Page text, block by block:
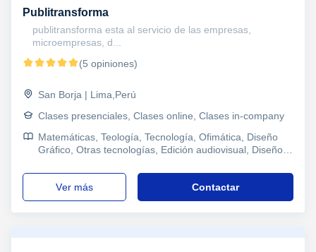
Publitransforma
publitransforma esta al servicio de las empresas,
microempresas, d...
(5 opiniones)
San Borja | Lima,Perú
Clases presenciales, Clases online, Clases in-company
Matemáticas, Teología, Tecnología, Ofimática, Diseño
Gráfico, Otras tecnologías, Edición audiovisual, Diseño
MULTIMEDIA, Refuerzo, Primaria y Secundaria,
Secundaria, Todos los cursos, Primaria, Universidad,
Ciclos Formativos, Marketing, Coaching
ver más Contactar